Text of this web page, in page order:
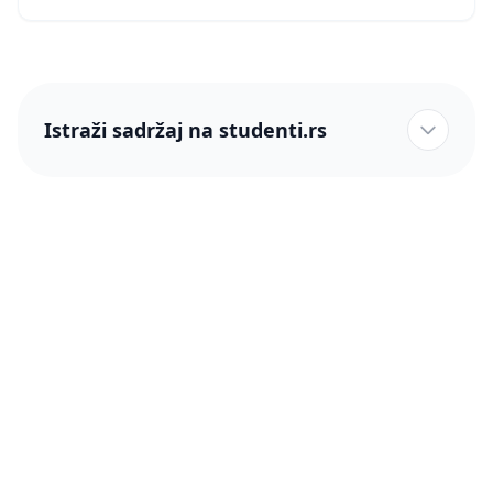
Istraži sadržaj na studenti.rs